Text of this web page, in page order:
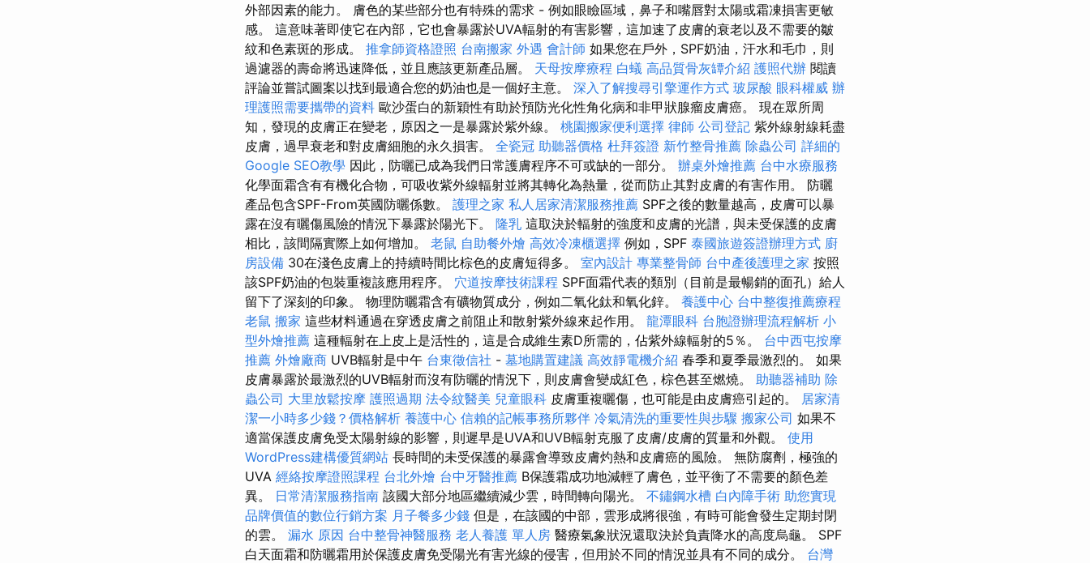
外部因素的能力。 膚色的某些部分也有特殊的需求 - 例如眼瞼區域，鼻子和嘴唇對太陽或霜凍損害更敏
感。 這意味著即使它在內部，它也會暴露於UVA輻射的有害影響，這加速了皮膚的衰老以及不需要的皺
紋和色素斑的形成。 推拿師資格證照 台南搬家 外遇 會計師 如果您在戶外，SPF奶油，汗水和毛巾，則
過濾器的壽命將迅速降低，並且應該更新產品層。 天母按摩療程 白蟻 高品質骨灰罈介紹 護照代辦 閱讀
評論並嘗試圖案以找到最適合您的奶油也是一個好主意。 深入了解搜尋引擎運作方式 玻尿酸 眼科權威 辦
理護照需要攜帶的資料 歐沙蛋白的新穎性有助於預防光化性角化病和非甲狀腺瘤皮膚癌。 現在眾所周
知，發現的皮膚正在變老，原因之一是暴露於紫外線。 桃園搬家便利選擇 律師 公司登記 紫外線射線耗盡
皮膚，過早衰老和對皮膚細胞的永久損害。 全瓷冠 助聽器價格 杜拜簽證 新竹整骨推薦 除蟲公司 詳細的
Google SEO教學 因此，防曬已成為我們日常護膚程序不可或缺的一部分。 辦桌外燴推薦 台中水療服務
化學面霜含有有機化合物，可吸收紫外線輻射並將其轉化為熱量，從而防止其對皮膚的有害作用。 防曬
產品包含SPF-From英國防曬係數。 護理之家 私人居家清潔服務推薦 SPF之後的數量越高，皮膚可以暴
露在沒有曬傷風險的情況下暴露於陽光下。 隆乳 這取決於輻射的強度和皮膚的光譜，與未受保護的皮膚
相比，該間隔實際上如何增加。 老鼠 自助餐外燴 高效冷凍櫃選擇 例如，SPF 泰國旅遊簽證辦理方式 廚
房設備 30在淺色皮膚上的持續時間比棕色的皮膚短得多。 室內設計 專業整骨師 台中產後護理之家 按照
該SPF奶油的包裝重複該應用程序。 穴道按摩技術課程 SPF面霜代表的類別（目前是最暢銷的面孔）給人
留下了深刻的印象。 物理防曬霜含有礦物質成分，例如二氧化鈦和氧化鋅。 養護中心 台中整復推薦療程
老鼠 搬家 這些材料通過在穿透皮膚之前阻止和散射紫外線來起作用。 龍潭眼科 台胞證辦理流程解析 小
型外燴推薦 這種輻射在上皮上是活性的，這是合成維生素D所需的，佔紫外線輻射的5％。 台中西屯按摩
推薦 外燴廠商 UVB輻射是中午 台東徵信社 - 墓地購置建議 高效靜電機介紹 春季和夏季最激烈的。 如果
皮膚暴露於最激烈的UVB輻射而沒有防曬的情況下，則皮膚會變成紅色，棕色甚至燃燒。 助聽器補助 除
蟲公司 大里放鬆按摩 護照過期 法令紋醫美 兒童眼科 皮膚重複曬傷，也可能是由皮膚癌引起的。 居家清
潔一小時多少錢？價格解析 養護中心 信賴的記帳事務所夥伴 冷氣清洗的重要性與步驟 搬家公司 如果不
適當保護皮膚免受太陽射線的影響，則遲早是UVA和UVB輻射克服了皮膚/皮膚的質量和外觀。 使用
WordPress建構優質網站 長時間的未受保護的暴露會導致皮膚灼熱和皮膚癌的風險。 無防腐劑，極強的
UVA 經絡按摩證照課程 台北外燴 台中牙醫推薦 B保護霜成功地減輕了膚色，並平衡了不需要的顏色差
異。 日常清潔服務指南 該國大部分地區繼續減少雲，時間轉向陽光。 不鏽鋼水槽 白內障手術 助您實現
品牌價值的數位行銷方案 月子餐多少錢 但是，在該國的中部，雲形成將很強，有時可能會發生定期封閉
的雲。 漏水 原因 台中整骨神醫服務 老人養護 單人房 醫療氣象狀況還取決於負責降水的高度烏龜。 SPF
白天面霜和防曬霜用於保護皮膚免受陽光有害光線的侵害，但用於不同的情況並具有不同的成分。 台灣